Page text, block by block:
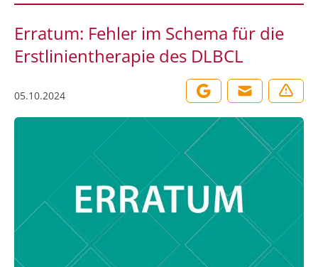
Erratum: Fehler im Schema für die
Erstlinientherapie des DLBCL
05.10.2024